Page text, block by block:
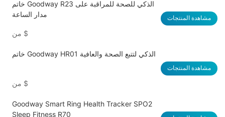
خاتم Goodway R23 الذكي للصحة للمراقبة على
مدار الساعة
$
مشاهدة المنتجات
خاتم Goodway HR01 الذكي لتتبع الصحة والعافية
$
مشاهدة المنتجات
Goodway Smart Ring Health Tracker SPO2
Sleep Fitness R70